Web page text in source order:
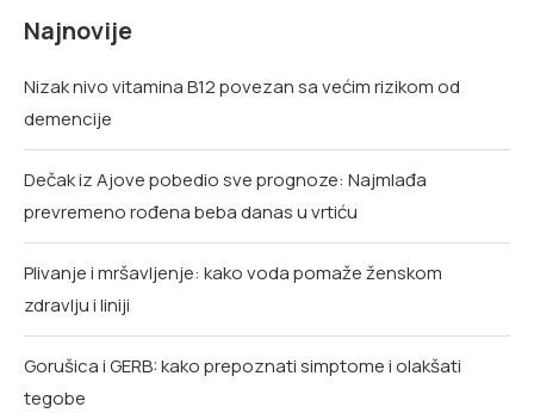
Najnovije
Nizak nivo vitamina B12 povezan sa većim rizikom od
demencije
Dečak iz Ajove pobedio sve prognoze: Najmlađa
prevremeno rođena beba danas u vrtiću
Plivanje i mršavljenje: kako voda pomaže ženskom
zdravlju i liniji
Gorušica i GERB: kako prepoznati simptome i olakšati
tegobe